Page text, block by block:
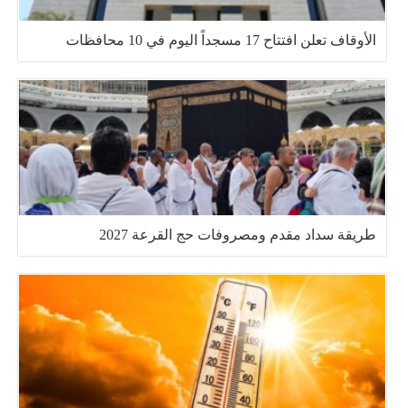
الأوقاف تعلن افتتاح 17 مسجداً اليوم في 10 محافظات
طريقة سداد مقدم ومصروفات حج القرعة 2027